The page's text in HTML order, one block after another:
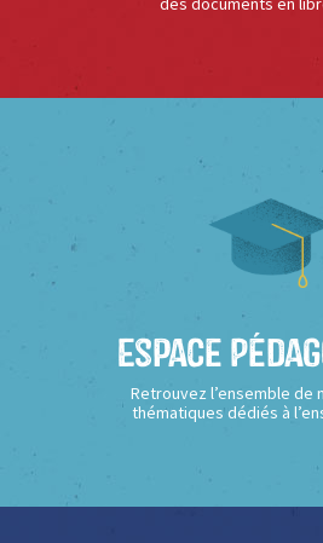
Espace
Retrouvez l’ensemble de
thématiques dédiés à